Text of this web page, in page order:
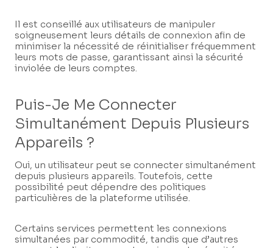
Il est conseillé aux utilisateurs de manipuler
soigneusement leurs détails de connexion afin de
minimiser la nécessité de réinitialiser fréquemment
leurs mots de passe, garantissant ainsi la sécurité
inviolée de leurs comptes.
Puis-Je Me Connecter
Simultanément Depuis Plusieurs
Appareils ?
Oui, un utilisateur peut se connecter simultanément
depuis plusieurs appareils. Toutefois, cette
possibilité peut dépendre des politiques
particulières de la plateforme utilisée.
Certains services permettent les connexions
simultanées par commodité, tandis que d’autres